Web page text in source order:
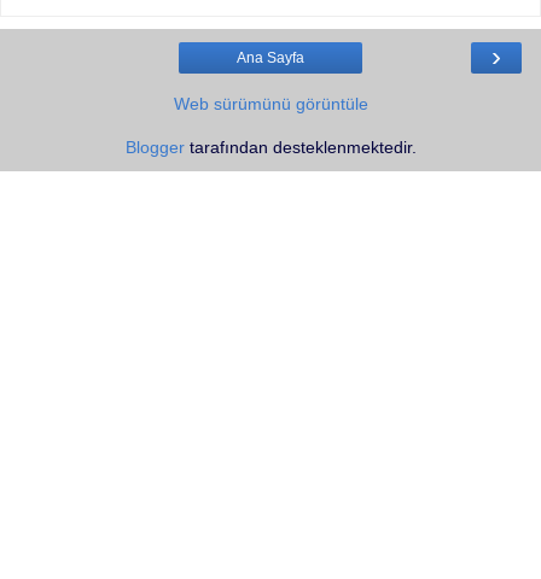
›
Ana Sayfa
Web sürümünü görüntüle
Bloggertarafından desteklenmektedir.